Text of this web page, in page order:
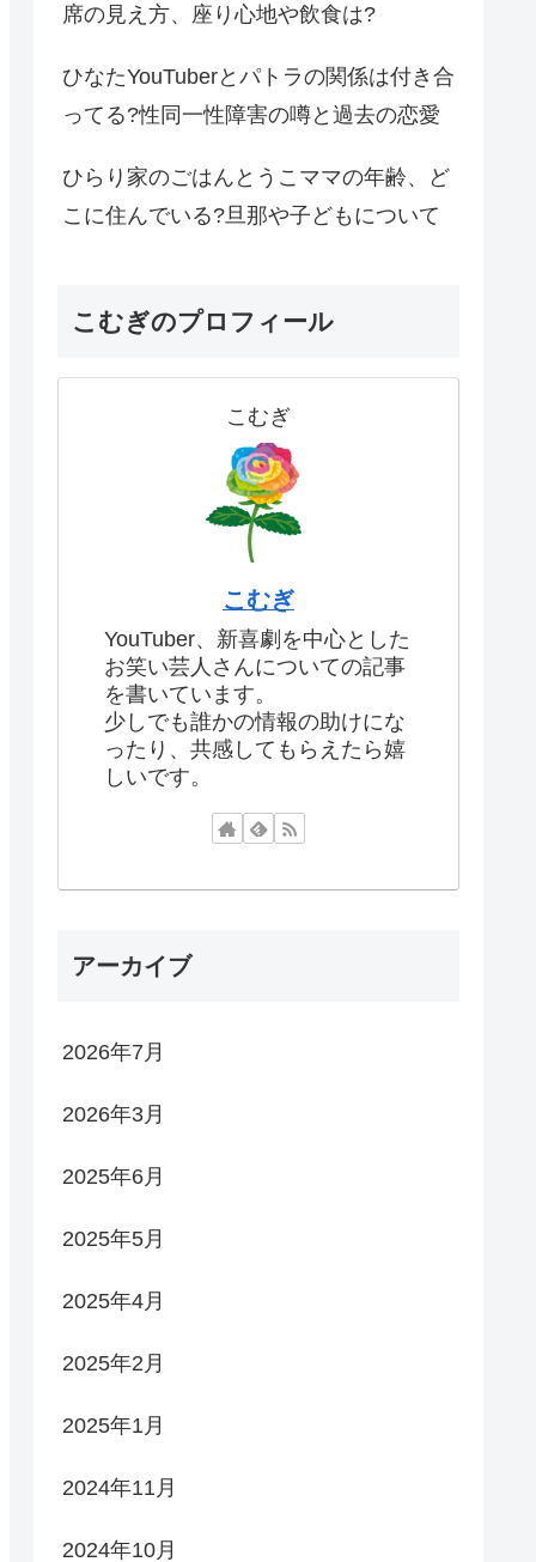
席の見え方、座り心地や飲食は?
ひなたYouTuberとパトラの関係は付き合
ってる?性同一性障害の噂と過去の恋愛
ひらり家のごはんとうこママの年齢、ど
こに住んでいる?旦那や子どもについて
こむぎのプロフィール
こむぎ
こむぎ
YouTuber、新喜劇を中心とした
お笑い芸人さんについての記事
を書いています。
少しでも誰かの情報の助けにな
ったり、共感してもらえたら嬉
しいです。
アーカイブ
2026年7月
2026年3月
2025年6月
2025年5月
2025年4月
2025年2月
2025年1月
2024年11月
2024年10月